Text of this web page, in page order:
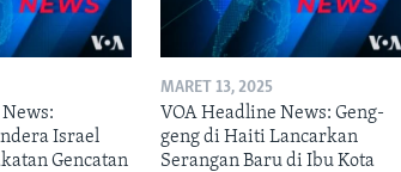
Israel
Gencatan
MARET 13, 2025
VOA Headline News: Geng-
geng di Haiti Lancarkan
Serangan Baru di Ibu Kota